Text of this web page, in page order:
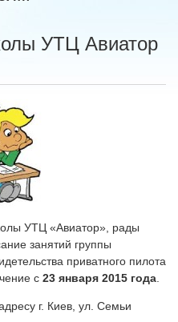
УТЦ Авиатор
УТЦ «Авиатор», рады
занятий группы
приватного пилота
с 23 января 2015 года
г. Киев, ул. Семьи